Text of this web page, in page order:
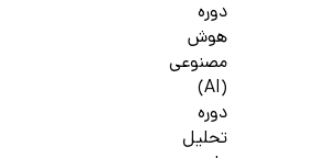
دوره
هوش
مصنوعی
(AI)
دوره
تحلیل